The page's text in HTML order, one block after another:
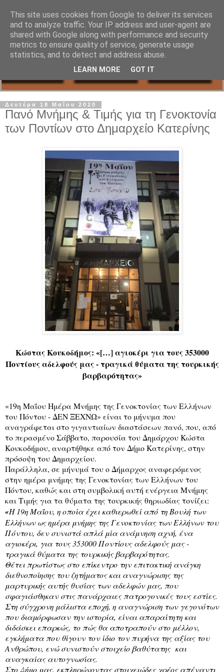
Δευτέρα 18 Μαΐου 2020
Πανό Μνήμης & Τιμής για τη Γενοκτονία
των Ποντίων στο Δημαρχείο Κατερίνης
Κώστας Κουκοδήμος: «[…] αγιοκέρι για τους 353000
Ποντίους αδελφούς μας - τραγικά θύματα της τουρκικής
βαρβαρότητας»
«19η Μαΐου Ημέρα Μνήμης της Γενοκτονίας των Ελλήνων
του Πόντου - ΔΕΝ ΞΕΧΝΩ» είναι το μήνυμα που
αναγράφεται στο γιγαντιαίων διαστάσεων πανό, που, από
το περασμένο Σάββατο, παρουσία του Δημάρχου Κώστα
Κουκοδήμου, αναρτήθηκε από τον Δήμο Κατερίνης, στην
πρόσοψη του Δημαρχείου.
Παράλληλα, σε μήνυμά του ο Δήμαρχος αναφερόμενος
στην ημέρα μνήμης της Γενοκτονίας των Ελλήνων του
Πόντου, καθώς και στη συμβολική αυτή ενέργεια Μνήμης
και Τιμής για τα θύματα της τουρκικής θηριωδίας τονίζει:
«Η 19η Μαΐου, η οποία έχει καθιερωθεί από τη Βουλή των
Ελλήνων ως ημέρα μνήμης της Γενοκτονίας των Ελλήνων του
Πόντου, δεν συνιστά απλά μία ανάμνηση αχνή, ένα
αγιοκέρι, για τους 353000 Ποντίους αδελφούς μας -
τραγικά θύματα της τουρκικής βαρβαρότητας.
Θέτει πρωτίστως στο επίκεντρο την επιτακτική ανάγκη
διεθνοποίησης του ζητήματος και αναγνώρισης της
μαρτυρικής αυτής θυσίας των αδελφών μας, που
σφαγιάσθηκαν στις πανάρχαιες πατρογονικές τους εστίες.
Στη σύγχρονη μάλιστα εποχή, η αναγνώριση των γεγονότων
που διαμόρφωσαν την ιστορία, είναι απαραίτητη και
διδάσκει επαρκώς, το πώς θα αποτραπούν στο μέλλον,
εγκλήματα που θίγουν τον ίδιο τον πυρήνα της αξίας του
Ανθρώπου, ενώ συνιστούν στοιχείο βαθύτατης και
αναγκαίας αυτογνωσίας.
Στο Δήμο μας, εκπληρώνοντας στοιχειώδες χρέος απέναντι
This site uses cookies from Google to deliver its services
and to analyze traffic. Your IP address and user-agent are
shared with Google along with performance and security
metrics to ensure quality of service, generate usage
statistics, and to detect and address abuse.
LEARN MORE GOT IT